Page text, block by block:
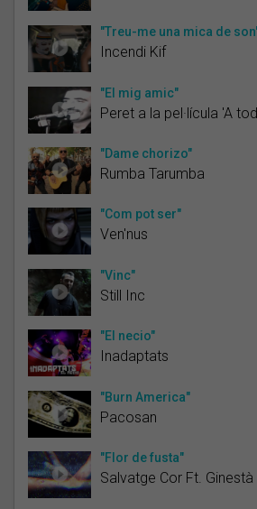
"Treu-me una mica de
Incendi Kif
"El mig amic"
Peret a la pel·lícula 'A
"Dame chorizo"
Rumba Tarumba
"Com pot ser"
Ven'nus
"Vinc"
Still Inc
"El necio"
Inadaptats
"Burn America"
Pacosan
"Flor de fusta"
Salvatge Cor Ft. Ginestà